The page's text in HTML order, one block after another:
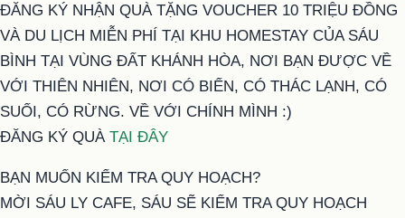
ĐĂNG KÝ NHẬN QUÀ TẶNG VOUCHER 10 TRIỆU ĐỒNG
VÀ DU LỊCH MIỄN PHÍ TẠI KHU HOMESTAY CỦA SÁU
BÌNH TẠI VÙNG ĐẤT KHÁNH HÒA, NƠI BẠN ĐƯỢC VỀ
VỚI THIÊN NHIÊN, NƠI CÓ BIỂN, CÓ THÁC LẠNH, CÓ
SUỐI, CÓ RỪNG. VỀ VỚI CHÍNH MÌNH :)
ĐĂNG KÝ QUÀ TẠI ĐÂY
BẠN MUỐN KIỂM TRA QUY HOẠCH?
MỜI SÁU LY CAFE, SÁU SẼ KIỂM TRA QUY HOẠCH